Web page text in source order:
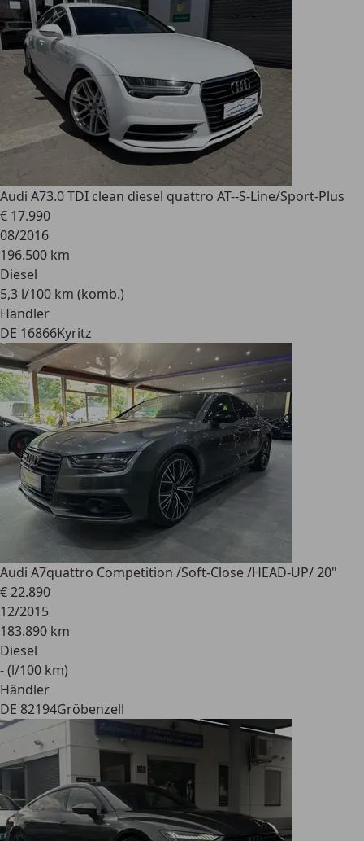
Audi A73.0 TDI clean diesel quattro AT--S-Line/Sport-Plus
€ 17.990
08/2016
196.500 km
Diesel
5,3 l/100 km (komb.)
Händler
DE 16866Kyritz
Audi A7quattro Competition /Soft-Close /HEAD-UP/ 20"
€ 22.890
12/2015
183.890 km
Diesel
- (l/100 km)
Händler
DE 82194Gröbenzell